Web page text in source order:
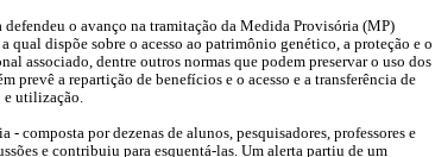
o avanço na tramitação da Medida Provisória (MP)
qual dispõe sobre o acesso ao patrimônio genético, a proteção e o
associado, dentre outros normas que podem preservar o uso dos
prevê a repartição de benefícios e o acesso e a transferência de
e utilização.
composta por dezenas de alunos, pesquisadores, professores e
e contribuiu para esquentá-las. Um alerta partiu de um